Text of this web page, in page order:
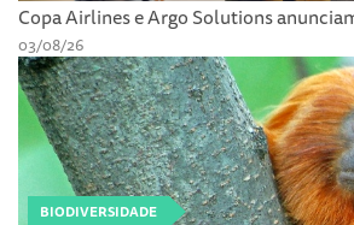
Copa Airlines e Argo Solutions
03/08/26
BIODIVERSIDADE